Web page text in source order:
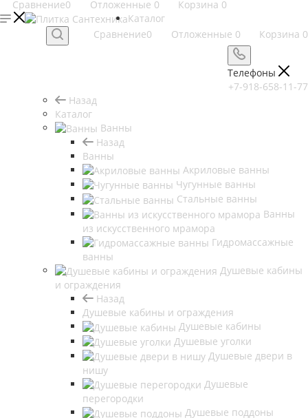
Сравнение0 Отложенные 0 Корзина 0
Сравнение0 Отложенные 0 Корзина 0
Телефоны
+7-918-658-11-77
Каталог
Назад
Каталог
Ванны
Назад
Ванны
Акриловые ванны
Чугунные ванны
Стальные ванны
Ванны
из искусственного мрамора
Гидромассажные
ванны
Душевые кабины
и ограждения
Назад
Душевые кабины и ограждения
Душевые кабины
Душевые уголки
Душевые двери в
нишу
Душевые
перегородки
Душевые поддоны